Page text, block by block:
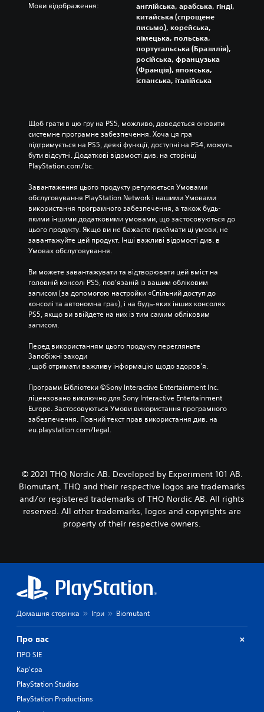
Мови відображення:
англійська, арабська, гінді,
китайська (спрощене
письмо), корейська,
німецька, польська,
португальська (Бразилія),
російська, французька
(Франція), японська,
іспанська, італійська
Щоб грати в цю гру на PS5, можливо, доведеться оновити
системне програмне забезпечення. Хоча ця гра
підтримується на PS5, деякі функції, доступні на PS4, можуть
бути відсутні. Додаткові відомості див. на сторінці
PlayStation.com/bc.
Завантаження цього продукту регулюється Умовами
обслуговування PlayStation Network і нашими Умовами
використання програмного забезпечення, а також будь-
якими іншими додатковими умовами, що застосовуються до
цього продукту. Якщо ви не бажаєте приймати ці умови, не
завантажуйте цей продукт. Інші важливі відомості див. в
Умовах обслуговування.
Ви можете завантажувати та відтворювати цей вміст на
головній консолі PS5, пов’язаній із вашим обліковим
записом (за допомогою настройки «Спільний доступ до
консолі та автономна гра»), і на будь-яких інших консолях
PS5, якщо ви ввійдете на них із тим самим обліковим
записом.
Перед використанням цього продукту перегляньте
Запобіжні заходи
, щоб отримати важливу інформацію щодо здоров’я.
Програми Бібліотеки ©Sony Interactive Entertainment Inc.
ліцензовано виключно для Sony Interactive Entertainment
Europe. Застосовуються Умови використання програмного
забезпечення. Повний текст прав використання див. на
eu.playstation.com/legal.
© 2021 THQ Nordic AB. Developed by Experiment 101 AB.
Biomutant, THQ and their respective logos are trademarks
and/or registered trademarks of THQ Nordic AB. All rights
reserved. All other trademarks, logos and copyrights are
property of their respective owners.
Домашня сторінка Ігри Biomutant
Про вас
ПРО SIE
Кар'єра
PlayStation Studios
PlayStation Productions